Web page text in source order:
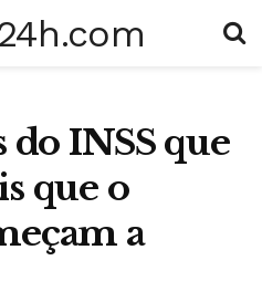
do INSS que
que o
a